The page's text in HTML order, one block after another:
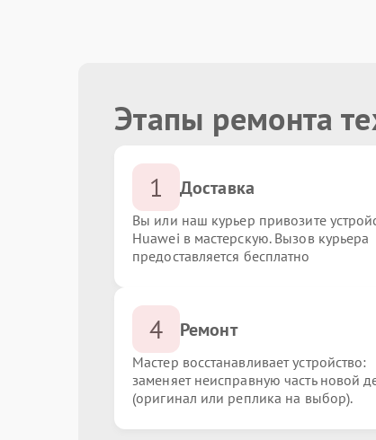
Этапы ремонта
1 Доставка
Вы или наш курьер привозите
Huawei в мастерскую. Вызов курьера
предоставляется бесплатно
4 Ремонт
Мастер восстанавливает устройство:
заменяет неисправную часть новой
(оригинал или реплика на выбор).